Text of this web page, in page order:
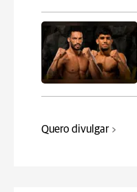
Quero divulgar